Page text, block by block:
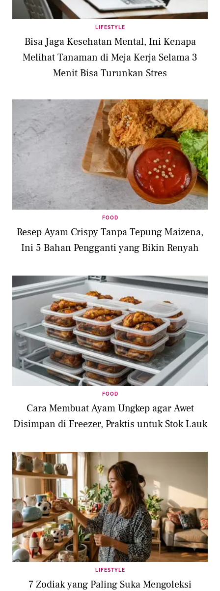
LIFESTYLE
Bisa Jaga Kesehatan Mental, Ini Kenapa
Melihat Tanaman di Meja Kerja Selama 3
Menit Bisa Turunkan Stres
FOOD
Resep Ayam Crispy Tanpa Tepung Maizena,
Ini 5 Bahan Pengganti yang Bikin Renyah
FOOD
Cara Membuat Ayam Ungkep agar Awet
Disimpan di Freezer, Praktis untuk Stok Lauk
LIFESTYLE
7 Zodiak yang Paling Suka Mengoleksi